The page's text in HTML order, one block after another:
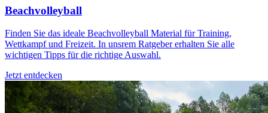
Beachvolleyball
Finden Sie das ideale Beachvolleyball Material für Training,
Wettkampf und Freizeit. In unsrem Ratgeber erhalten Sie alle
wichtigen Tipps für die richtige Auswahl.
Jetzt entdecken